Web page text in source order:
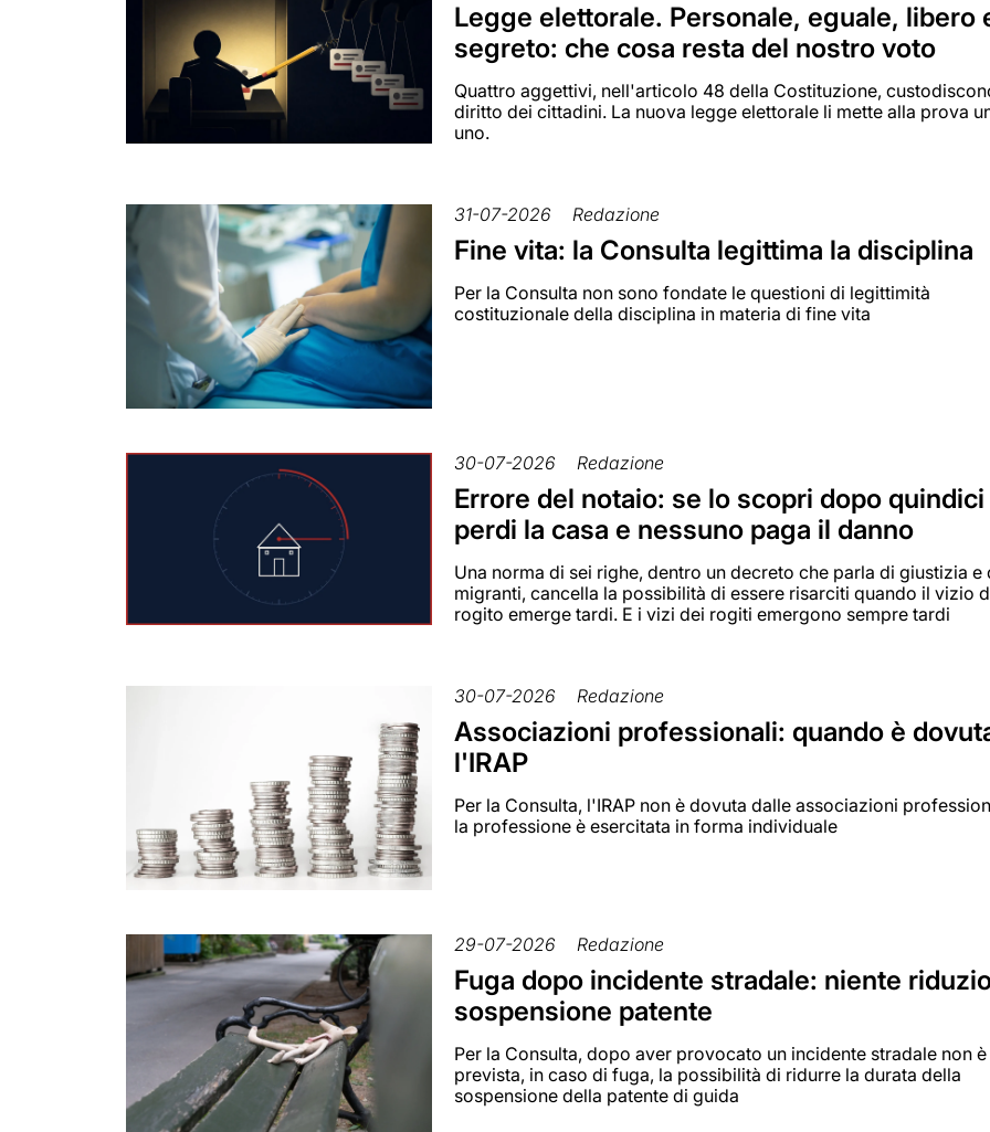
Legge elettorale. Personale, eguale, libero
segreto: che cosa resta del nostro voto
Quattro aggettivi, nell'articolo 48 della Costituzione,
diritto dei cittadini. La nuova legge elettorale li mette alla prova
uno.
31-07-2026 Redazione
Fine vita: la Consulta legittima la disciplina
Per la Consulta non sono fondate le questioni di legittimità
costituzionale della disciplina in materia di fine vita
30-07-2026 Redazione
Errore del notaio: se lo scopri dopo quindici
perdi la casa e nessuno paga il danno
Una norma di sei righe, dentro un decreto che parla di giustizia e
migranti, cancella la possibilità di essere risarciti quando il vizio
rogito emerge tardi. E i vizi dei rogiti emergono sempre tardi
30-07-2026 Redazione
Associazioni professionali: quando è
l'IRAP
Per la Consulta, l'IRAP non è dovuta dalle associazioni
la professione è esercitata in forma individuale
29-07-2026 Redazione
Fuga dopo incidente stradale: niente
sospensione patente
Per la Consulta, dopo aver provocato un incidente stradale non è
prevista, in caso di fuga, la possibilità di ridurre la durata della
sospensione della patente di guida